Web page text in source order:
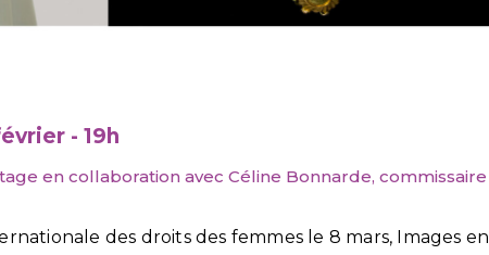
- 19h
en collaboration avec Céline Bonnarde, commissaire
des droits des femmes le 8 mars, Images en